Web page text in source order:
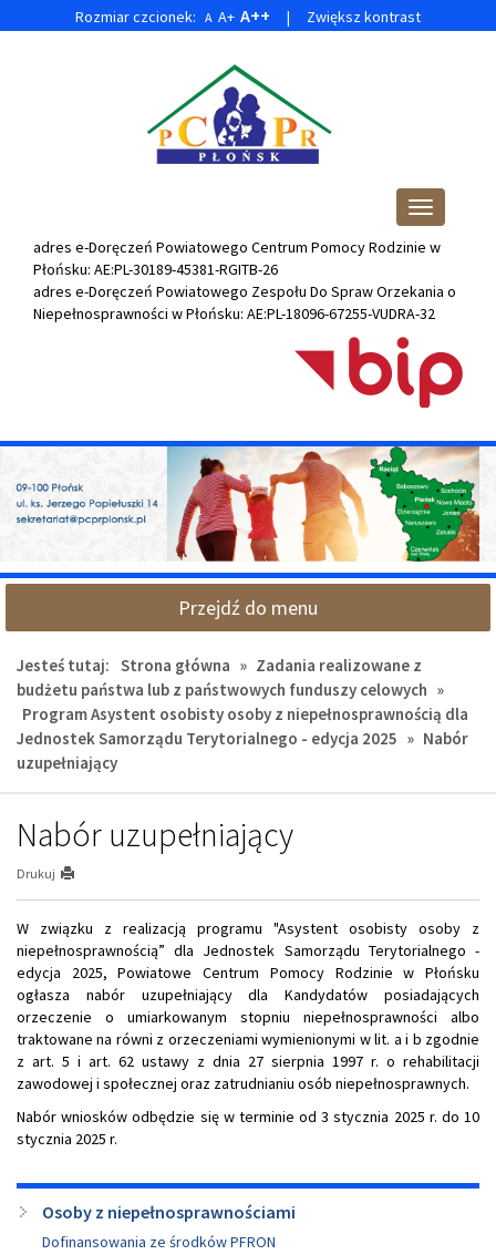
Rozmiar czcionek: A A+ A++ | Zwiększ kontrast
Przełącz
nawigację
adres e-Doręczeń Powiatowego Centrum Pomocy Rodzinie w
Płońsku: AE:PL-30189-45381-RGITB-26
adres e-Doręczeń Powiatowego Zespołu Do Spraw Orzekania o
Niepełnosprawności w Płońsku: AE:PL-18096-67255-VUDRA-32
Przejdź do menu
Jesteś tutaj: Strona główna » Zadania realizowane z
budżetu państwa lub z państwowych funduszy celowych »
Program Asystent osobisty osoby z niepełnosprawnością dla
Jednostek Samorządu Terytorialnego - edycja 2025 » Nabór
uzupełniający
Nabór uzupełniający
Drukuj
W związku z realizacją programu "Asystent osobisty osoby z
niepełnosprawnością” dla Jednostek Samorządu Terytorialnego -
edycja 2025, Powiatowe Centrum Pomocy Rodzinie w Płońsku
ogłasza nabór uzupełniający dla Kandydatów posiadających
orzeczenie o umiarkowanym stopniu niepełnosprawności albo
traktowane na równi z orzeczeniami wymienionymi w lit. a i b zgodnie
z art. 5 i art. 62 ustawy z dnia 27 sierpnia 1997 r. o rehabilitacji
zawodowej i społecznej oraz zatrudnianiu osób niepełnosprawnych.
Nabór wniosków odbędzie się w terminie od 3 stycznia 2025 r. do 10
stycznia 2025 r.
Menu
boczne
Osoby z niepełnosprawnościami
Dofinansowania ze środków PFRON